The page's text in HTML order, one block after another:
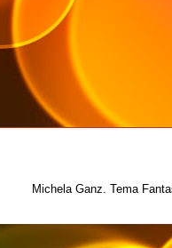
Michela Ganz. Tema